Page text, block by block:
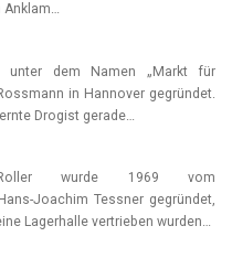
Anklam…
unter dem Namen „Markt für
in Hannover gegründet.
Drogist gerade…
wurde 1969 vom
Joachim Tessner gegründet,
Lagerhalle vertrieben wurden…